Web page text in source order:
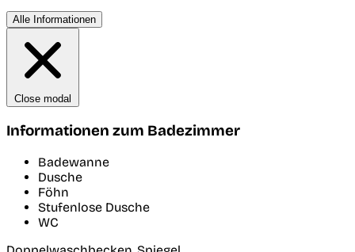
Alle Informationen
Close modal
Informationen zum Badezimmer
Badewanne
Dusche
Föhn
Stufenlose Dusche
WC